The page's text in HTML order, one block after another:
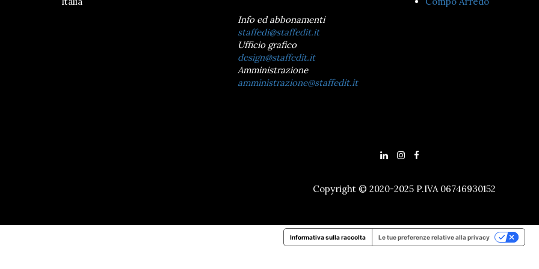
Info ed abbonamenti
staffedi@staffedit.it
Ufficio grafico
design@staffedit.it
Amministrazione
amministrazione@staffedit.it
Copyright © 2020-2025 P.IVA 06746930152
Informativa sulla raccolta Le tue preferenze relative alla privacy